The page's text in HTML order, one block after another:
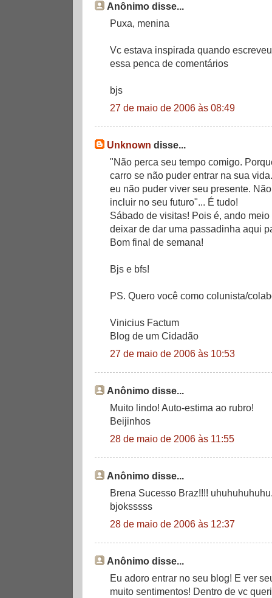
Anônimo disse...
Puxa, menina
Vc estava inspirada quando
essa penca de comentários
bjs
27 de maio de 2006 às 08:49
Unknown disse...
"Não perca seu tempo comigo.
carro se não puder entrar na sua
eu não puder viver seu presente.
incluir no seu futuro"... É tudo!
Sábado de visitas! Pois é, ando
deixar de dar uma passadinha aqui
Bom final de semana!
Bjs e bfs!
PS. Quero você como colunista/
Vinicius Factum
Blog de um Cidadão
27 de maio de 2006 às 10:53
Anônimo disse...
Muito lindo! Auto-estima ao rubro!
Beijinhos
28 de maio de 2006 às 11:55
Anônimo disse...
Brena Sucesso Braz!!!!
bjoksssss
28 de maio de 2006 às 12:37
Anônimo disse...
Eu adoro entrar no seu blog! E ver
muito sentimentos! Dentro de vc